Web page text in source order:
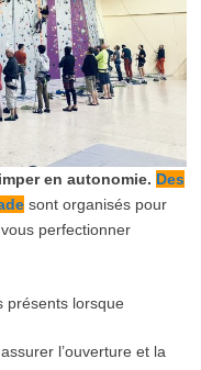
en autonomie. Des
sont organisés pour
perfectionner
présents lorsque
l’ouverture et la